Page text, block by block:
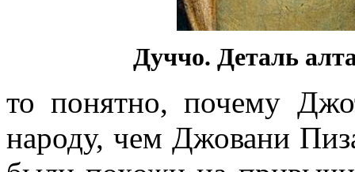
Дуччо. Деталь
то понятно, почему
народу, чем Джовани